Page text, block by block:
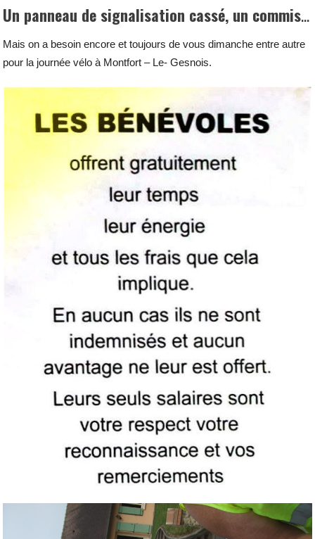
Un panneau de signalisation cassé, un commissaires qui a du se pousser pour éviter d’être renversé et une autre bénévole qui a du se mettre au devant de ce véhicule pour éviter qu’il continue sa route à contresens du circuit, des insultes, des injures, voilà malheureusement ce qui se passe
Mais on a besoin encore et toujours de vous dimanche entre autre
pour la journée vélo à Montfort – Le- Gesnois.